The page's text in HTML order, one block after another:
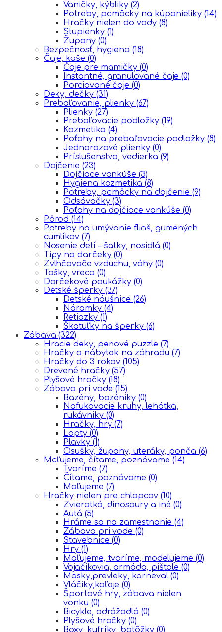
Vaničky, kýbliky (2)
Potreby, pomôcky na kúpanieliky (14)
Hračky nielen do vody (8)
Stupienky (1)
Župany (0)
Bezpečnosť, hygiena (18)
Čaje, kaše (0)
Čaje pre mamičky (0)
Instantné, granulované čaje (0)
Porciované čaje (0)
Deky, dečky (31)
Prebaľovanie, plienky (67)
Plienky (27)
Prebaľovacie podložky (19)
Kozmetika (4)
Poťahy na prebaľovacie podložky (8)
Jednorazové plienky (0)
Príslušenstvo, vedierka (9)
Dojčenie (23)
Dojčiace vankúše (3)
Hygiena kozmetika (8)
Potreby, pomôcky na dojčenie (9)
Odsávačky (3)
Poťahy na dojčiace vankúše (0)
Pôrod (14)
Potreby na umývanie fliaš, gumených
cumlíkov (7)
Nosenie detí – šatky, nosidlá (0)
Tipy na darčeky (0)
Zvlhčovače vzduchu, váhy (0)
Tašky, vreca (0)
Darčekové poukážky (0)
Detské šperky (37)
Detské náušnice (26)
Náramky (4)
Retiazky (1)
Škatuľky na šperky (6)
Zábava (322)
Hracie deky, penové puzzle (7)
Hračky a nábytok na záhradu (7)
Hračky do 3 rokov (105)
Drevené hračky (57)
Plyšové hračky (18)
Zábava pri vode (15)
Bazény, bazéniky (0)
Nafukovacie kruhy, lehátka,
rukávniky (0)
Hračky, hry (7)
Lopty (0)
Plavky (1)
Osušky, župany, uteráky, ponča (6)
Maľujeme, čítame, poznávame (14)
Tvoríme (7)
Čítame, poznávame (0)
Maľujeme (7)
Hračky nielen pre chlapcov (10)
Zvieratká, dinosaury a iné (0)
Autá (5)
Hráme sa na zamestnanie (4)
Zábava pri vode (0)
Stavebnice (0)
Hry (1)
Maľujeme, tvoríme, modelujeme (0)
Vojačikovia, armáda, pištole (0)
Masky,prevleky, karneval (0)
Vláčiky,koľaje (0)
Športové hry, zábava nielen
vonku (0)
Bicykle, odrážadlá (0)
Plyšové hračky (0)
Boxy, kufríky, batôžky (0)